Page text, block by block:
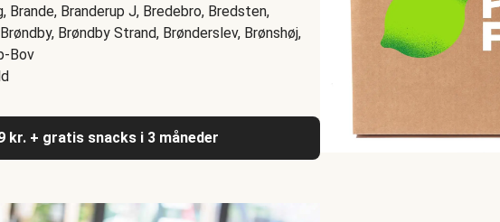
Brande, Branderup J, Bredebro, Bredsten,
Brøndby Strand, Brønderslev, Brønshøj,
Bov
kr. + gratis snacks i 3 måneder